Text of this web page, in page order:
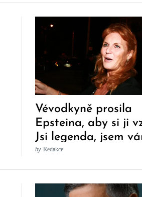
Vévodkyně prosila
Epsteina, aby si ji
Jsi legenda, jsem
službám!
by Redakce